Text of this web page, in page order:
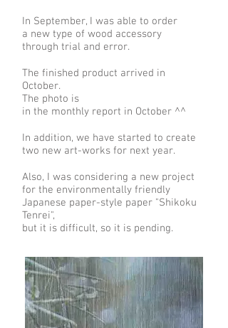
In September, I was able to order
a new type of wood accessory
through trial and error.
The finished product arrived in
October.
The photo is
in the monthly report in October ^^
In addition, we have started to create
two new art-works for next year.
Also, I was considering a new project
for the environmentally friendly
Japanese paper-style paper "Shikoku
Tenrei",
but it is difficult, so it is pending.